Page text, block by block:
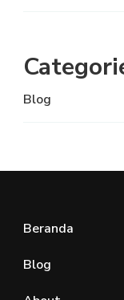
Blog
Beranda
Blog